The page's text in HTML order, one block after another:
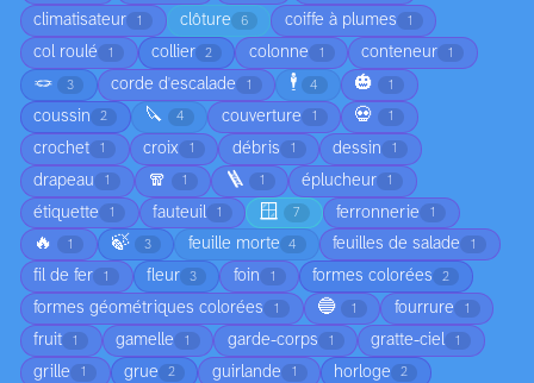
climatisateur 1 clôture 6 coiffe à plumes 1
col roulé 1 collier 2 colonne 1 conteneur 1
🪢 3 corde d'escalade 1 🕴️ 4 🎃 1
coussin 2 🔪 4 couverture 1 💀 1
crochet 1 croix 1 débris 1 dessin 1
drapeau 1 🧣 1 🪜 1 éplucheur 1
étiquette 1 fauteuil 1 🪟 7 ferronnerie 1
🔥 1 🍃 3 feuille morte 4 feuilles de salade 1
fil de fer 1 fleur 3 foin 1 formes colorées 2
formes géométriques colorées 1 🔵 1 fourrure 1
fruit 1 gamelle 1 garde-corps 1 gratte-ciel 1
grille 1 grue 2 guirlande 1 horloge 2